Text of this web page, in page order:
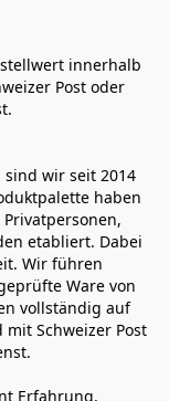
innerhalb
Post oder
wir seit 2014
haben
etabliert. Dabei
Wir führen
Ware von
vollständig auf
Schweizer Post
Erfahrung,